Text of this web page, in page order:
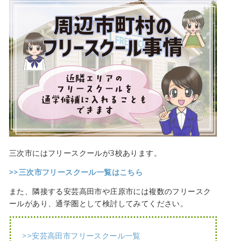
三次市にはフリースクールが3校あります。
>>三次市フリースクール一覧はこちら
また、隣接する安芸高田市や庄原市には複数のフリースク
ールがあり、通学圏として検討してみてください。
>>安芸高田市フリースクール一覧